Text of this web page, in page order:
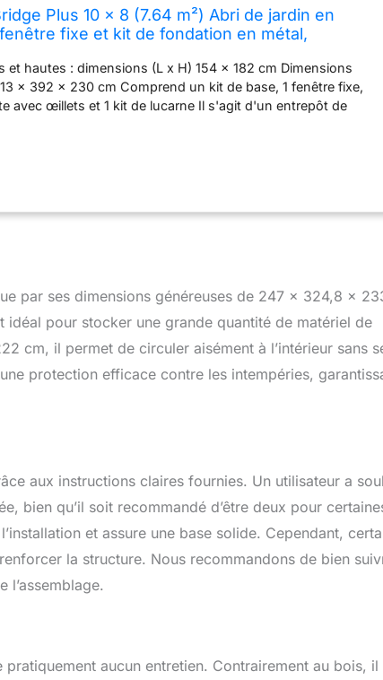
Plus 10 x 8 (7.64 m²) Abri de jardin en
fixe et kit de fondation en métal,
et hautes : dimensions (L x H) 154 x 182 cm Dimensions
x 392 x 230 cm Comprend un kit de base, 1 fenêtre fixe,
avec œillets et 1 kit de lucarne Il s'agit d'un entrepôt de
pouvant supporter près de 98 kg/m² de neige Remarque
disponibles qu'en anglais, espagnol ou français
par ses dimensions généreuses de 247 x 324,8 x
pour stocker une grande quantité de matériel de
cm, il permet de circuler aisément à l’intérieur sans
protection efficace contre les intempéries,
aux instructions claires fournies. Un utilisateur a
bien qu’il soit recommandé d’être deux pour
et assure une base solide. Cependant,
la structure. Nous recommandons de bien
l’assemblage.
aucun entretien. Contrairement au bois, il